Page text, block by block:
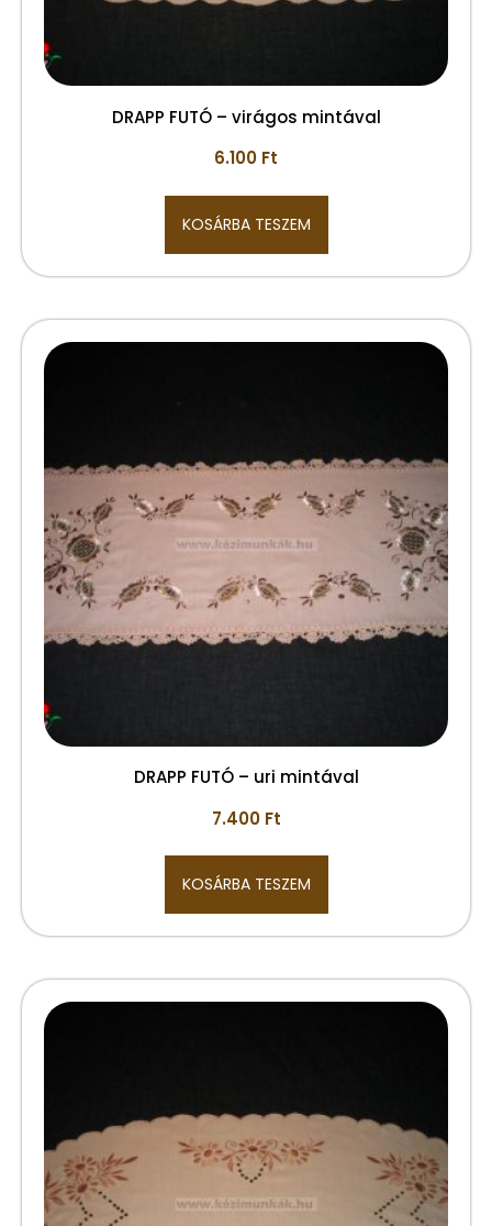
DRAPP FUTÓ – virágos mintával
6.100 Ft
KOSÁRBA TESZEM
DRAPP FUTÓ – uri mintával
7.400 Ft
KOSÁRBA TESZEM